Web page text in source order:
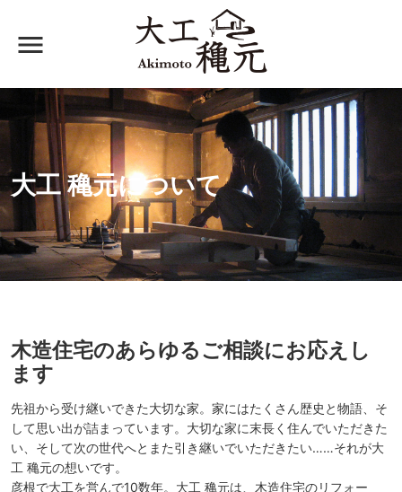
menu
大工 穐元
大工 穐元について
木造住宅のあらゆるご相談にお応えし
ます
先祖から受け継いできた大切な家。家にはたくさん歴史と物語、そ
して思い出が詰まっています。大切な家に末長く住んでいただきた
い、そして次の世代へとまた引き継いでいただきたい……それが大
工 穐元の想いです。
彦根で大工を営んで10数年。大工 穐元は、木造住宅のリフォー